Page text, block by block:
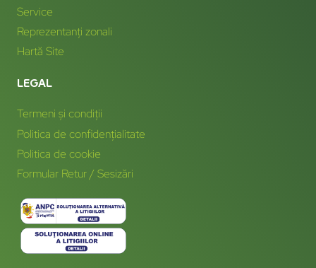
Service
Reprezentanți zonali
Hartă Site
LEGAL
Termeni și condiții
Politica de confidențialitate
Politica de cookie
Formular Retur / Sesizări